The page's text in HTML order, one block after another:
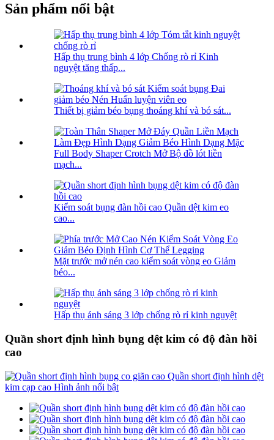
Sản phẩm nổi bật
Hấp thụ trung bình 4 lớp Chống rò rỉ Kinh
nguyệt tăng thấp...
Thiết bị giảm béo bụng thoáng khí và bó sát...
Full Body Shaper Crotch Mở Bộ đồ lót liền
mạch...
Kiểm soát bụng đàn hồi cao Quần dệt kim eo
cao...
Mặt trước mở nén cao kiểm soát vòng eo Giảm
béo...
Hấp thụ ánh sáng 3 lớp chống rò rỉ kinh nguyệt
Quần short định hình bụng dệt kim có độ đàn hồi
cao